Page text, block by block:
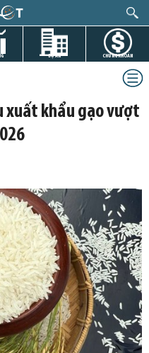
DỰ ÁN CHỨNG KHOÁN
xuất khẩu gạo vượt